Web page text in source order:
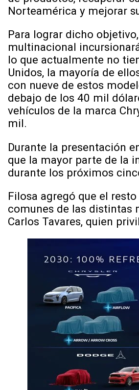
Norteamérica y mejorar
Para lograr dicho
multinacional
lo que actualmente no
Unidos, la mayoría de
con nueve de estos
debajo de los 40 mil
vehículos de la marca
mil.
Durante la presentación
que la mayor parte de la
durante los próximos
Filosa agregó que el
comunes de las distintas
Carlos Tavares, quien